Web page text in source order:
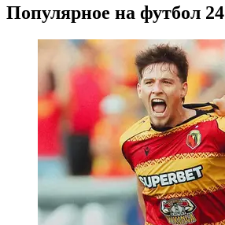
Популярное на футбол 24